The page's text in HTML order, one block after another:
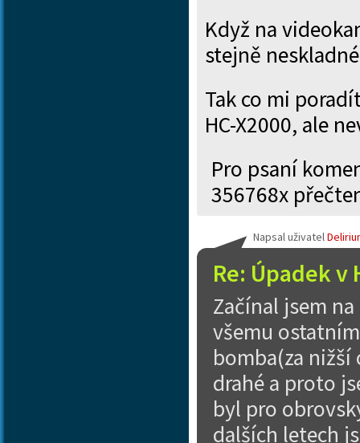
Když na
stejně
Tak co mi
HC-X2000, ale
Pro psaní
356768x
Re: Úpadek
Napsal uživatel
Začínal jsem
všemu
bomba(za nižší
drahé a proto
byl pro
dalších letech